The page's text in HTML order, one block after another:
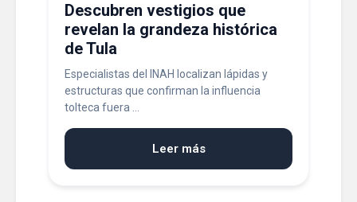
Descubren vestigios que
revelan la grandeza histórica
de Tula
Especialistas del INAH localizan lápidas y
estructuras que confirman la influencia
tolteca fuera ...
Leer más